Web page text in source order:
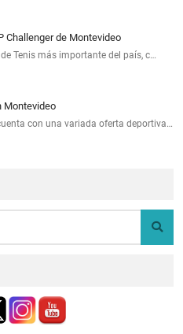
Challenger de Montevideo
Tenis más importante del país, c…
Montevideo
con una variada oferta deportiva…